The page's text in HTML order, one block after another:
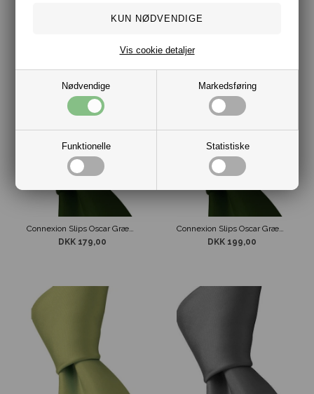
Nødvendige Markedsføring
Funktionelle Statistiske
Vis cookie detaljer
Connexion Slips Oscar Dark Grey 5 cm
Connexion Slips Oscar Græs Grøn 5 cm
DKK 179,00
Connexion Slips Oscar Græs Grøn 7 cm
DKK 199,00